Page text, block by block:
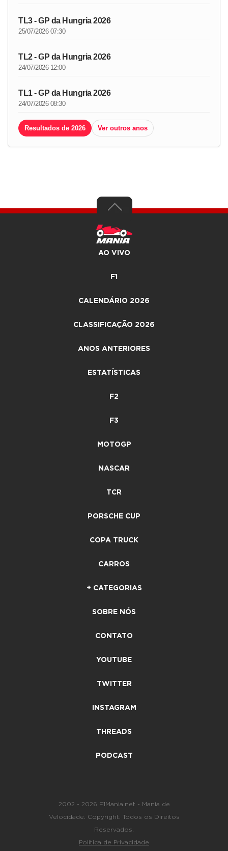
TL3 - GP da Hungria 2026
25/07/2026 07:30
TL2 - GP da Hungria 2026
24/07/2026 12:00
TL1 - GP da Hungria 2026
24/07/2026 08:30
Resultados de 2026 Ver outros anos
AO VIVO
F1
CALENDÁRIO 2026
CLASSIFICAÇÃO 2026
ANOS ANTERIORES
ESTATÍSTICAS
F2
F3
MOTOGP
NASCAR
TCR
PORSCHE CUP
COPA TRUCK
CARROS
+ CATEGORIAS
SOBRE NÓS
CONTATO
YOUTUBE
TWITTER
INSTAGRAM
THREADS
PODCAST
2002 - 2026 F1Mania.net - Mania de
Velocidade. Copyright. Todos os Direitos
Reservados.
Política de Privacidade